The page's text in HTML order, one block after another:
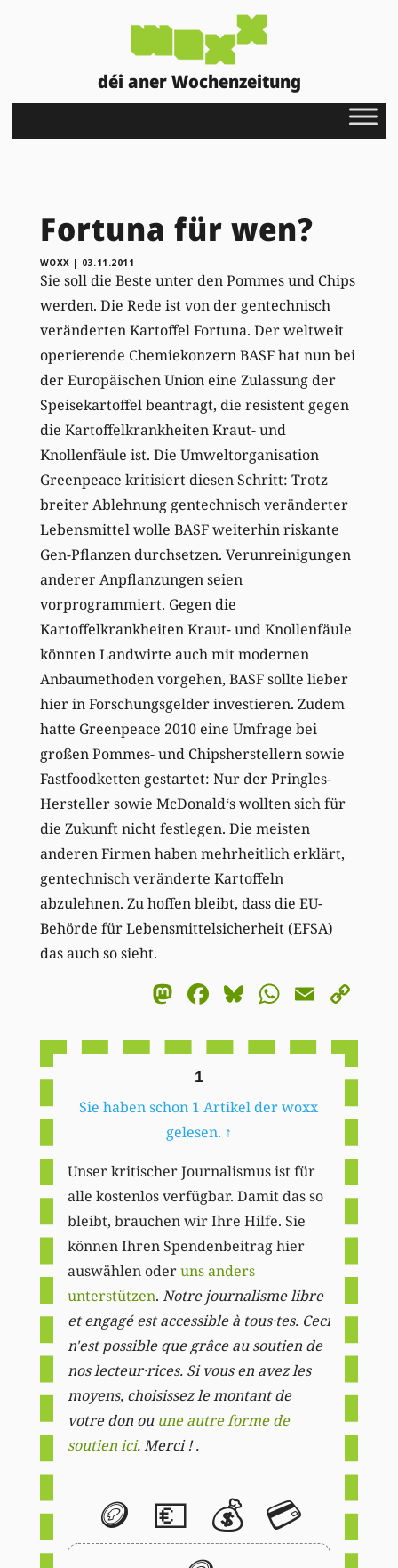
déi aner Wochenzeitung
Fortuna für wen?
WOXX | 03.11.2011
Sie soll die Beste unter den Pommes und Chips
werden. Die Rede ist von der gentechnisch
veränderten Kartoffel Fortuna. Der weltweit
operierende Chemiekonzern BASF hat nun bei
der Europäischen Union eine Zulassung der
Speisekartoffel beantragt, die resistent gegen
die Kartoffelkrankheiten Kraut- und
Knollenfäule ist. Die Umweltorganisation
Greenpeace kritisiert diesen Schritt: Trotz
breiter Ablehnung gentechnisch veränderter
Lebensmittel wolle BASF weiterhin riskante
Gen-Pflanzen durchsetzen. Verunreinigungen
anderer Anpflanzungen seien
vorprogrammiert. Gegen die
Kartoffelkrankheiten Kraut- und Knollenfäule
könnten Landwirte auch mit modernen
Anbaumethoden vorgehen, BASF sollte lieber
hier in Forschungsgelder investieren. Zudem
hatte Greenpeace 2010 eine Umfrage bei
großen Pommes- und Chipsherstellern sowie
Fastfoodketten gestartet: Nur der Pringles-
Hersteller sowie McDonald‘s wollten sich für
die Zukunft nicht festlegen. Die meisten
anderen Firmen haben mehrheitlich erklärt,
gentechnisch veränderte Kartoffeln
abzulehnen. Zu hoffen bleibt, dass die EU-
Behörde für Lebensmittelsicherheit (EFSA)
das auch so sieht.
Mastodon
Facebook
BlueskyEmail
1
Sie haben schon 1 Artikel der woxx
gelesen. ↑
Unser kritischer Journalismus ist für
alle kostenlos verfügbar. Damit das so
bleibt, brauchen wir Ihre Hilfe. Sie
können Ihren Spendenbeitrag hier
auswählen oderuns anders
unterstützen. Notre journalisme libre
et engagé est accessible à tous·tes. Ceci
n'est possible que grâce au soutien de
nos lecteur·rices. Si vous en avez les
moyens, choisissez le montant de
votre don ou une autre forme de
soutien ici. Merci ! .
🪙 💶 💰 💳